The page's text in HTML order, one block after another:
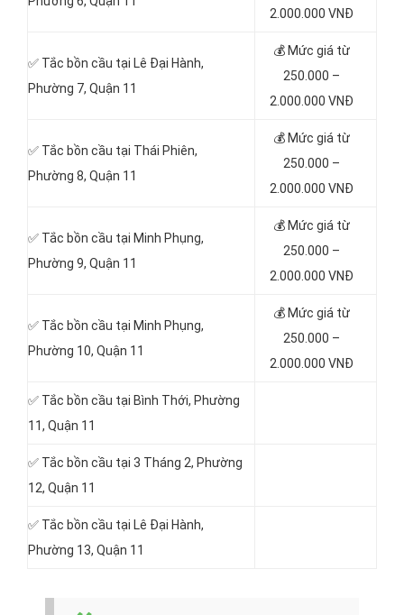
2.000.000 VNĐ
✅ Tắc bồn cầu tại Lê Đại Hành,
Phường 7, Quận 11
💰 Mức giá từ
250.000 –
2.000.000 VNĐ
✅ Tắc bồn cầu tại Thái Phiên,
Phường 8, Quận 11
💰 Mức giá từ
250.000 –
2.000.000 VNĐ
✅ Tắc bồn cầu tại Minh Phụng,
Phường 9, Quận 11
💰 Mức giá từ
250.000 –
2.000.000 VNĐ
✅ Tắc bồn cầu tại Minh Phụng,
Phường 10, Quận 11
💰 Mức giá từ
250.000 –
2.000.000 VNĐ
✅ Tắc bồn cầu tại Bình Thới, Phường
11, Quận 11
✅ Tắc bồn cầu tại 3 Tháng 2, Phường
12, Quận 11
✅ Tắc bồn cầu tại Lê Đại Hành,
Phường 13, Quận 11